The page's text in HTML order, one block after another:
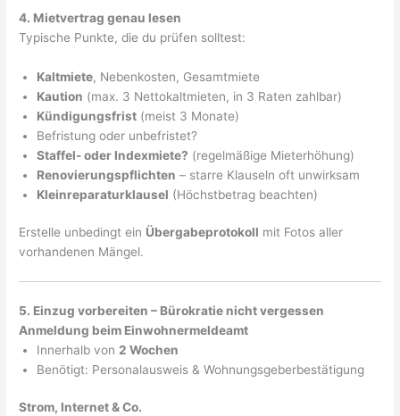
4. Mietvertrag genau lesen
Typische Punkte, die du prüfen solltest:
Kaltmiete, Nebenkosten, Gesamtmiete
Kaution (max. 3 Nettokaltmieten, in 3 Raten zahlbar)
Kündigungsfrist (meist 3 Monate)
Befristung oder unbefristet?
Staffel- oder Indexmiete? (regelmäßige Mieterhöhung)
Renovierungspflichten – starre Klauseln oft unwirksam
Kleinreparaturklausel (Höchstbetrag beachten)
Erstelle unbedingt ein Übergabeprotokoll mit Fotos aller
vorhandenen Mängel.
5. Einzug vorbereiten – Bürokratie nicht vergessen
Anmeldung beim Einwohnermeldeamt
Innerhalb von 2 Wochen
Benötigt: Personalausweis & Wohnungsgeberbestätigung
Strom, Internet & Co.